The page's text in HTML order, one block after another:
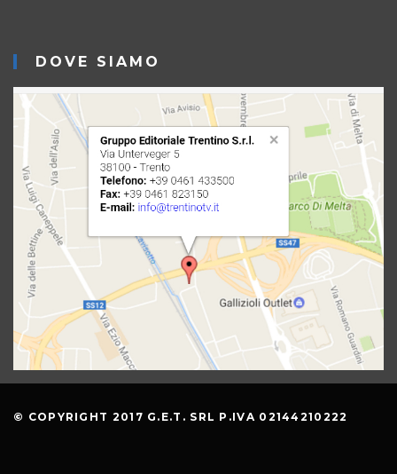
DOVE SIAMO
© COPYRIGHT 2017 G.E.T. SRL P.IVA 02144210222